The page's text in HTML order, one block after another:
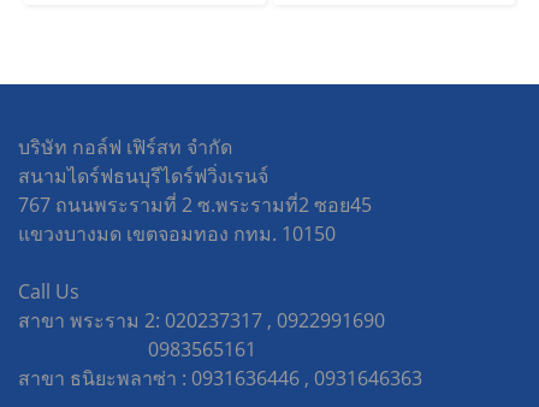
บริษัท กอล์ฟ เฟิร์สท จำกัด
สนามไดร์ฟธนบุรีไดร์ฟวิ่งเรนจ์
767 ถนนพระรามที่ 2 ซ.พระรามที่2 ซอย45
แขวงบางมด เขตจอมทอง กทม. 10150
Call Us
สาขา พระราม 2: 020237317 , 0922991690
0983565161
สาขา ธนิยะพลาซ่า : 0931636446 , 0931646363